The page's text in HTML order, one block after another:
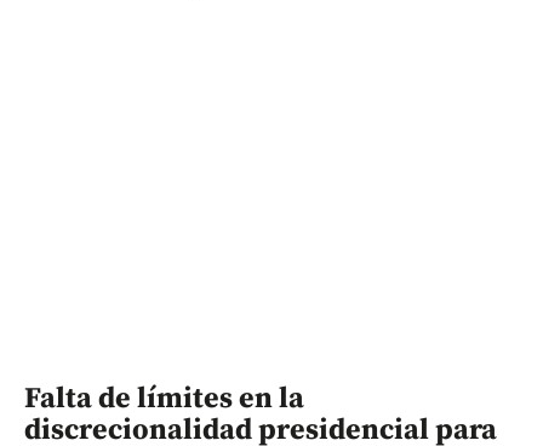
Falta de límites en la
discrecionalidad presidencial para